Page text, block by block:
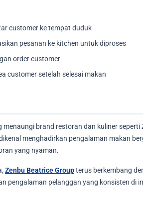
customer ke tempat duduk
pesanan ke kitchen untuk diproses
order customer
customer setelah selesai makan
brand restoran dan kuliner seperti
menghadirkan pengalaman makan
yang nyaman.
Zenbu Beatrice Groupterus berkembang
pengalaman pelanggan yang konsisten di